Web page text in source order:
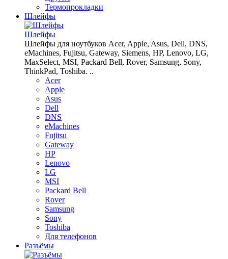
Термопрокладки
Шлейфы
Шлейфы
Шлейфы для ноутбуков Acer, Apple, Asus, Dell, DNS,
eMachines, Fujitsu, Gateway, Siemens, HP, Lenovo, LG,
MaxSelect, MSI, Packard Bell, Rover, Samsung, Sony,
ThinkPad, Toshiba. ..
Acer
Apple
Asus
Dell
DNS
eMachines
Fujitsu
Gateway
HP
Lenovo
LG
MSI
Packard Bell
Rover
Samsung
Sony
Toshiba
Для телефонов
Разъёмы